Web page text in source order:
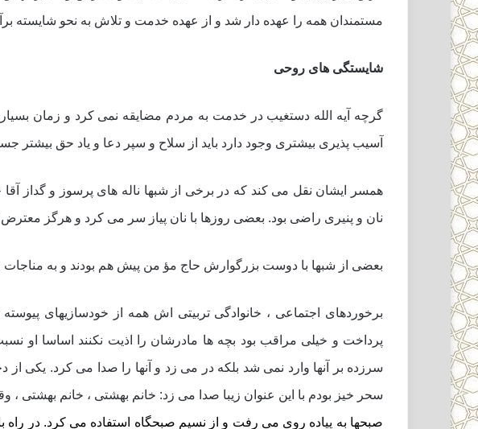
مستمندان همه را عهده دار شد و از عهده خدمت و تلاش به نحو شایسته
شایستگى هاى روحى
گرچه آیه الله دستغیب در خدمت به مردم مضایقه نمى کرد و زمان
آسیب پذیرى بیشترى وجود دارد باید از سلاح و سپر دعا و یاد حق بیشتر
همسر ایشان نقل مى کند که در برخى از شبها ناله هاى پرسوز و گداز
نان و پنیرى راضى بود. بعضى روزها با نان پیاز سر مى کرد و هرگز معترض
بعضى از شبها با دوست بزرگوارش حاج مؤ من پیش هم بودند و به
برخوردهاى اجتماعى ، خانوادگى تربیتى اش همه از خودسازیهاى
پرداخت و خیلى مراقب بود بچه ها مادرشان را اذیت نکنند اساسا او
سرزده بر آنها وارد نمى شد بلکه در مى زد و آنها را صدا مى کرد. یکى
سحر خیز بودم با این عنوان زیبا صدا مى زد: خانم بهشتى ، خانم بهشتى ،
صبحها به پیاده روى مى رفت و از نسیم صبحگاه استفاده مى کرد. در